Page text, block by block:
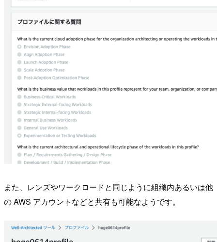
また、レンズやワークロードと同じように組織内あるいは他
の AWS アカウントなどと共有も可能なようです。